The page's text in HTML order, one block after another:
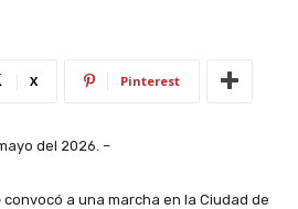
X Pinterest
del 2026. –
convocó a una marcha en la Ciudad de